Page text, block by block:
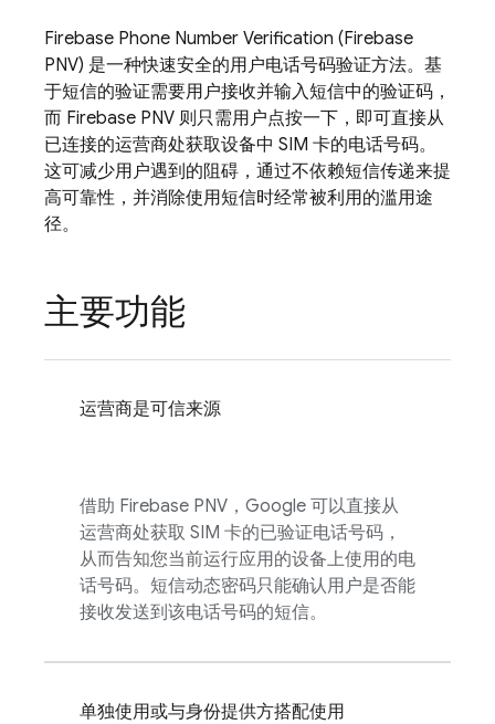
Firebase Phone Number Verification (Firebase
PNV) 是一种快速安全的用户电话号码验证方法。基
于短信的验证需要用户接收并输入短信中的验证码，
而 Firebase PNV 则只需用户点按一下，即可直接从
已连接的运营商处获取设备中 SIM 卡的电话号码。
这可减少用户遇到的阻碍，通过不依赖短信传递来提
高可靠性，并消除使用短信时经常被利用的滥用途
径。
主要功能
运营商是可信来源
借助 Firebase PNV ，Google 可以直接从
运营商处获取 SIM 卡的已验证电话号码，
从而告知您当前运行应用的设备上使用的电
话号码。短信动态密码只能确认用户是否能
接收发送到该电话号码的短信。
单独使用或与身份提供方搭配使用